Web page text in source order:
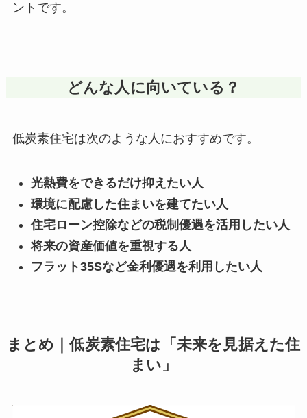
ントです。
どんな人に向いている？
低炭素住宅は次のような人におすすめです。
光熱費をできるだけ抑えたい人
環境に配慮した住まいを建てたい人
住宅ローン控除などの税制優遇を活用したい人
将来の資産価値を重視する人
フラット35Sなど金利優遇を利用したい人
まとめ｜低炭素住宅は「未来を見据えた住
まい」